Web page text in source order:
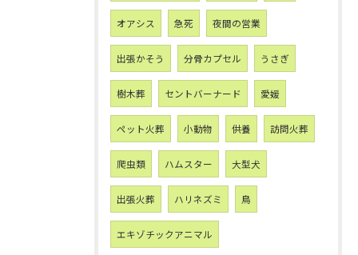
オアシス 急死 夜間の営業
出張かそう 分骨カプセル うさぎ
樹木葬 セントバーナード 愛媛
ペット火葬 小動物 供養 訪問火葬
爬虫類 ハムスター 大型犬
出張火葬 ハリネズミ 鳥
エキゾチックアニマル